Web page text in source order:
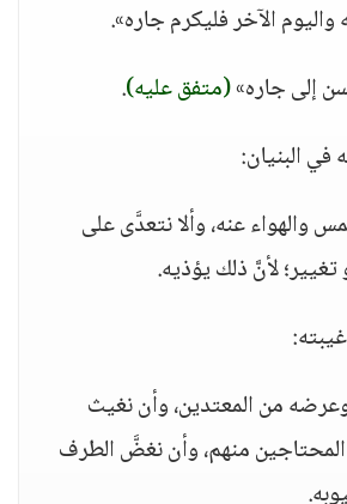
الآخر فليكرم جاره».
إلى جاره»(متفق عليه).
في البنيان:
والهواء عنه، وألا نتعدَّى على
تغيير؛ لأنَّ ذلك يؤذيه.
من المعتدين، وأن نغيث
المحتاجين منهم، وأن نغضَّ الطرف